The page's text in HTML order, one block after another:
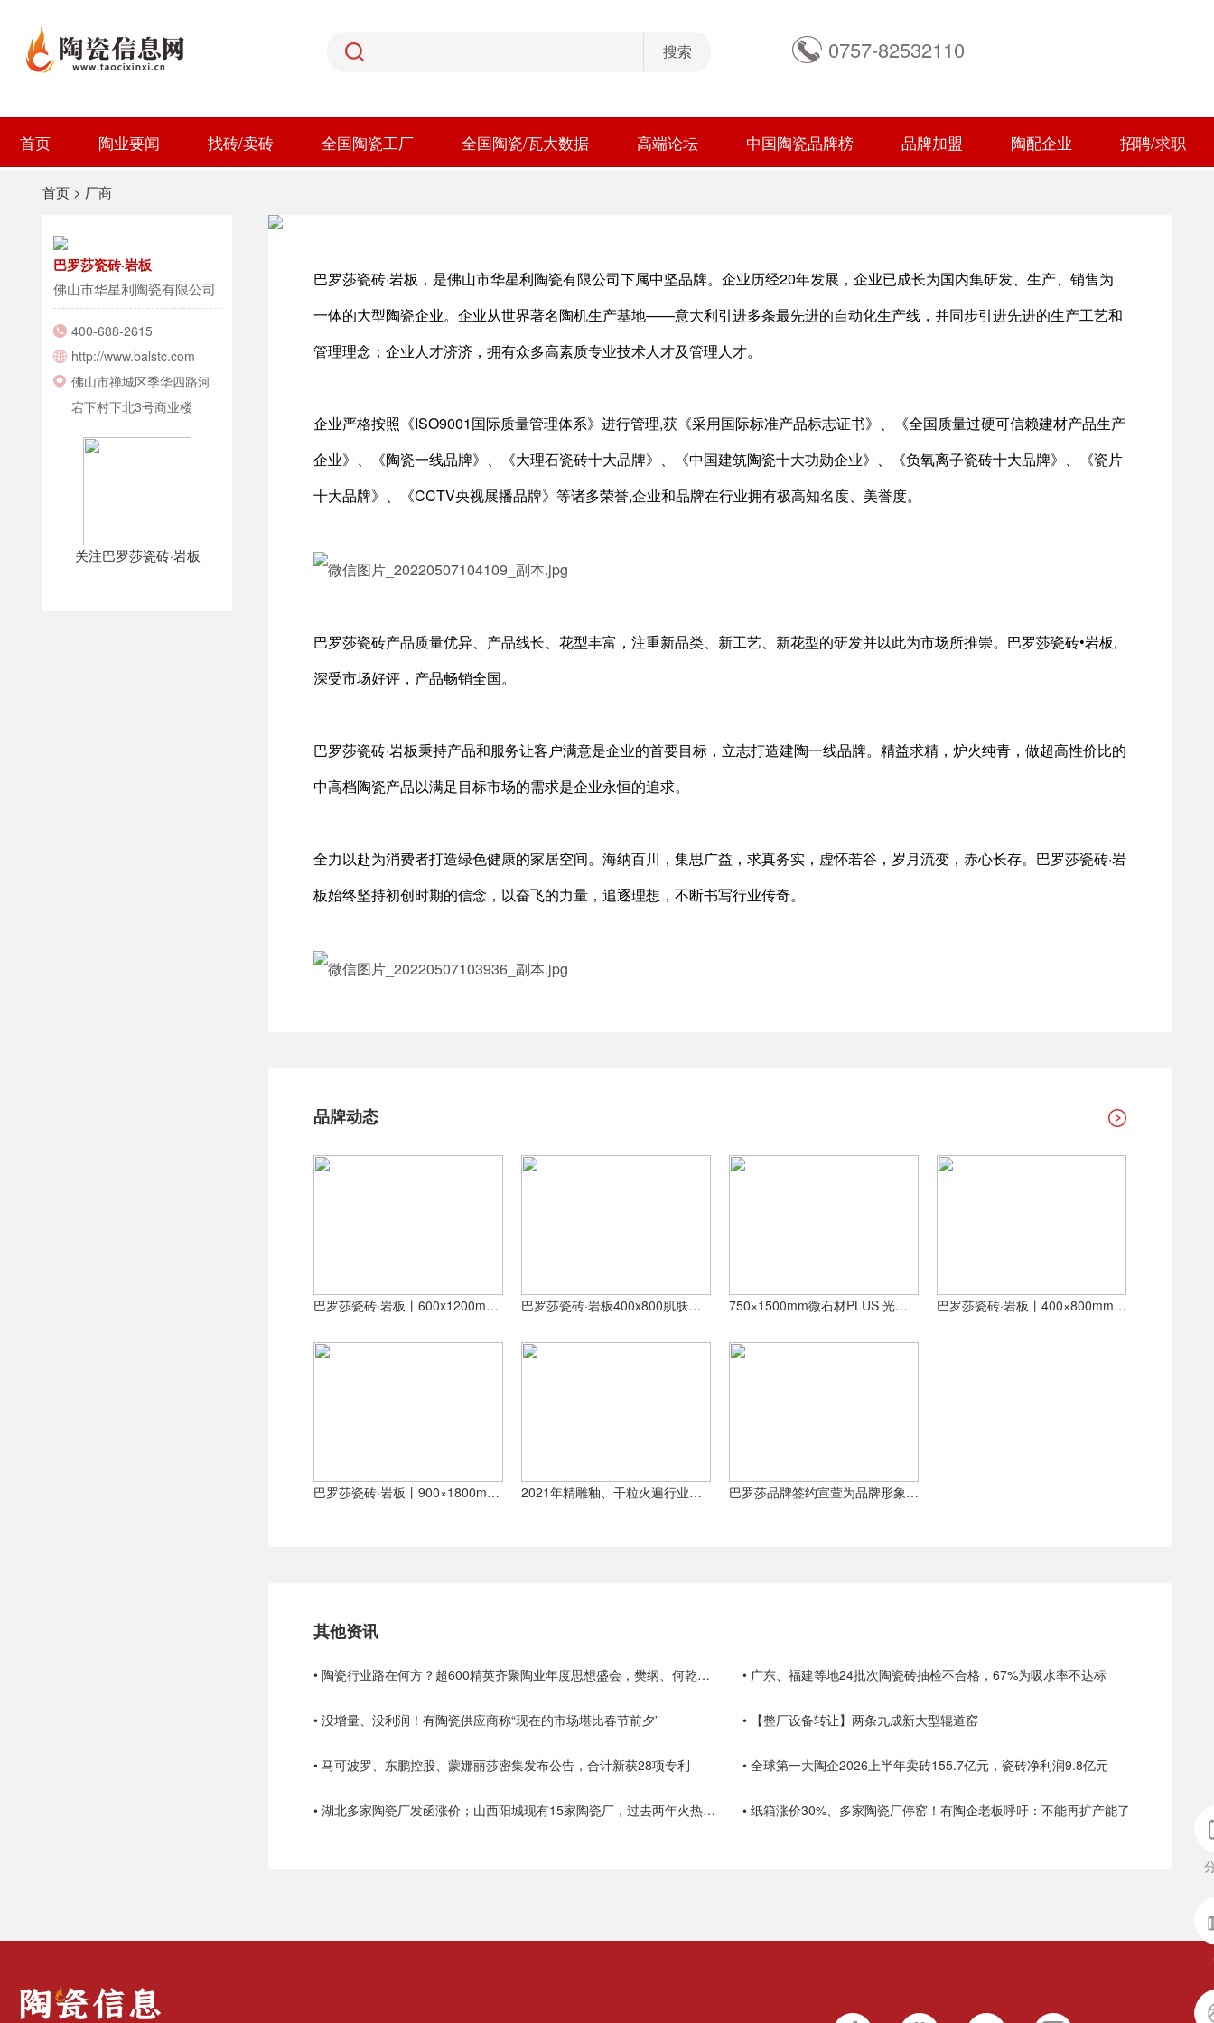
0757-82532110
首页 陶业要闻 找砖/卖砖 全国陶瓷工厂 全国陶瓷/瓦大数据 高端论坛 中国陶瓷品牌榜 品牌加盟 陶配企业 招聘/求职
首页 > 厂商
巴罗莎瓷砖·岩板
佛山市华星利陶瓷有限公司
400-688-2615
http://www.balstc.com
佛山市禅城区季华四路河
宕下村下北3号商业楼
关注巴罗莎瓷砖·岩板
巴罗莎瓷砖·岩板，是佛山市华星利陶瓷有限公司下属中坚品牌。企业历经20年发展，企业已成长为国内集研发、生产、销售为
一体的大型陶瓷企业。企业从世界著名陶机生产基地——意大利引进多条最先进的自动化生产线，并同步引进先进的生产工艺和
管理理念；企业人才济济，拥有众多高素质专业技术人才及管理人才。
企业严格按照《ISO9001国际质量管理体系》进行管理,获《采用国际标准产品标志证书》、《全国质量过硬可信赖建材产品生产
企业》、《陶瓷一线品牌》、《大理石瓷砖十大品牌》、《中国建筑陶瓷十大功勋企业》、《负氧离子瓷砖十大品牌》、《瓷片
十大品牌》、《CCTV央视展播品牌》等诸多荣誉,企业和品牌在行业拥有极高知名度、美誉度。
巴罗莎瓷砖产品质量优异、产品线长、花型丰富，注重新品类、新工艺、新花型的研发并以此为市场所推崇。巴罗莎瓷砖•岩板,
深受市场好评，产品畅销全国。
巴罗莎瓷砖·岩板秉持产品和服务让客户满意是企业的首要目标，立志打造建陶一线品牌。精益求精，炉火纯青，做超高性价比的
中高档陶瓷产品以满足目标市场的需求是企业永恒的追求。
全力以赴为消费者打造绿色健康的家居空间。海纳百川，集思广益，求真务实，虚怀若谷，岁月流变，赤心长存。巴罗莎瓷砖·岩
板始终坚持初创时期的信念，以奋飞的力量，追逐理想，不断书写行业传奇。
品牌动态
巴罗莎瓷砖·岩板丨600x1200mm通体瓷抛砖产品鉴赏【上篇】 巴罗莎瓷砖·岩板400x800肌肤釉中板，诠释空间美学新定义 750×1500mm微石材PLUS 光影对话丨巴罗莎瓷砖·岩板2022秋冬新品隆重上市! 巴罗莎瓷砖·岩板丨400×800mm瓷抛中板大理石系列产品鉴赏
巴罗莎瓷砖·岩板丨900×1800mm岩界·大板产品赏鉴 2021年精雕釉、干粒火遍行业，巴罗莎品牌产品荣获“创新金奖”！ 巴罗莎品牌签约宣萱为品牌形象大使，引领时尚健康新风尚！
其他资讯
• 陶瓷行业路在何方？超600精英齐聚陶业年度思想盛会，樊纲、何乾、龙建刚献智破局 • 广东、福建等地24批次陶瓷砖抽检不合格，67%为吸水率不达标
• 没增量、没利润！有陶瓷供应商称“现在的市场堪比春节前夕” • 【整厂设备转让】两条九成新大型辊道窑
• 马可波罗、东鹏控股、蒙娜丽莎密集发布公告，合计新获28项专利 • 全球第一大陶企2026上半年卖砖155.7亿元，瓷砖净利润9.8亿元
• 湖北多家陶瓷厂发函涨价；山西阳城现有15家陶瓷厂，过去两年火热技改 • 纸箱涨价30%、多家陶瓷厂停窑！有陶企老板呼吁：不能再扩产能了